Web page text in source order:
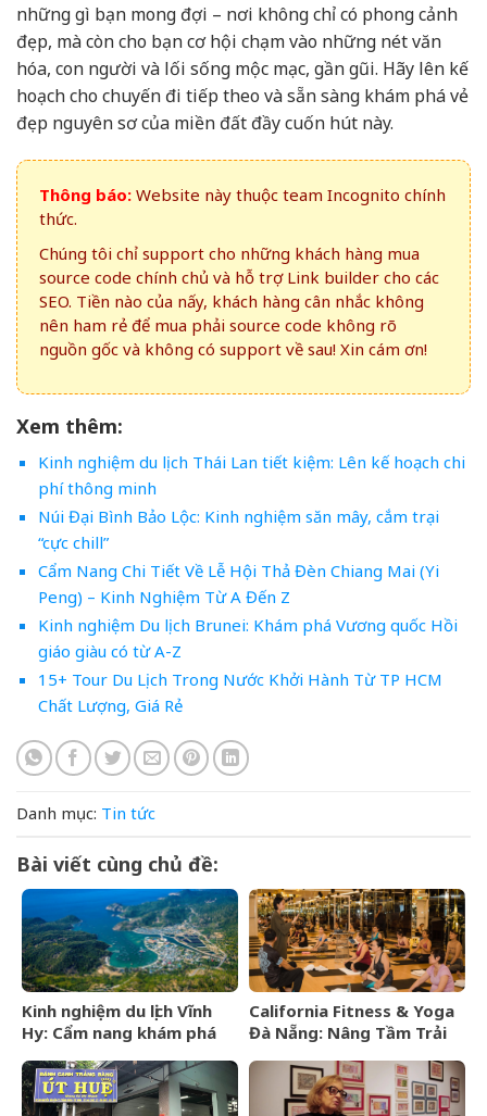
những gì bạn mong đợi – nơi không chỉ có phong cảnh
đẹp, mà còn cho bạn cơ hội chạm vào những nét văn
hóa, con người và lối sống mộc mạc, gần gũi. Hãy lên kế
hoạch cho chuyến đi tiếp theo và sẵn sàng khám phá vẻ
đẹp nguyên sơ của miền đất đầy cuốn hút này.
Thông báo: Website này thuộc team Incognito chính
thức.
Chúng tôi chỉ support cho những khách hàng mua
source code chính chủ và hỗ trợ Link builder cho các
SEO. Tiền nào của nấy, khách hàng cân nhắc không
nên ham rẻ để mua phải source code không rõ
nguồn gốc và không có support về sau! Xin cám ơn!
Xem thêm:
Kinh nghiệm du lịch Thái Lan tiết kiệm: Lên kế hoạch chi
phí thông minh
Núi Đại Bình Bảo Lộc: Kinh nghiệm săn mây, cắm trại
“cực chill”
Cẩm Nang Chi Tiết Về Lễ Hội Thả Đèn Chiang Mai (Yi
Peng) – Kinh Nghiệm Từ A Đến Z
Kinh nghiệm Du lịch Brunei: Khám phá Vương quốc Hồi
giáo giàu có từ A-Z
15+ Tour Du Lịch Trong Nước Khởi Hành Từ TP HCM
Chất Lượng, Giá Rẻ
Danh mục: Tin tức
Bài viết cùng chủ đề:
Kinh nghiệm du lịch Vĩnh
Hy: Cẩm nang khám phá
Ninh Thuận
California Fitness & Yoga
Đà Nẵng: Nâng Tầm Trải